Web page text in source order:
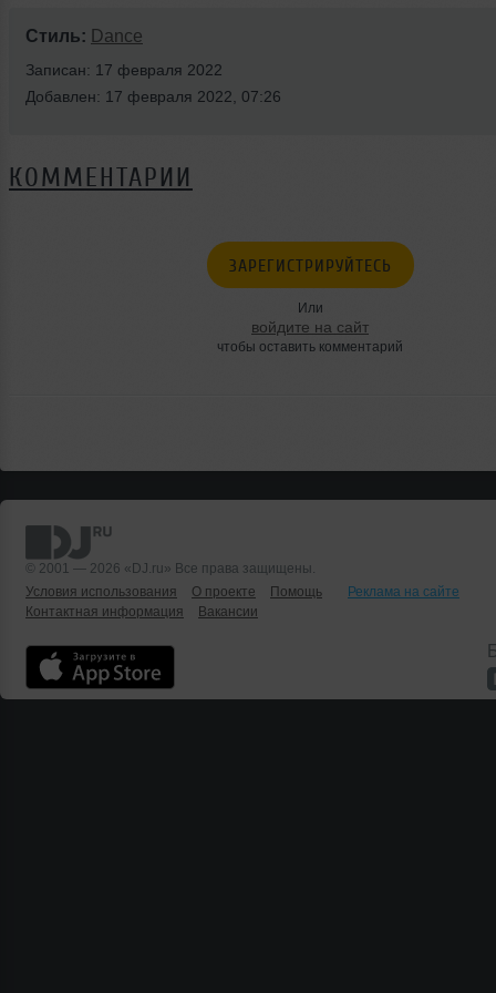
Стиль: Dance
Записан: 17 февраля 2022
Добавлен: 17 февраля 2022, 07:26
КОММЕНТАРИИ
ЗАРЕГИСТРИРУЙТЕСЬ
Или
войдите на сайт
чтобы оставить комментарий
© 2001 — 2026 «DJ.ru» Все права защищены.
Условия использования
О проекте Помощь
Реклама на сайте
Контактная информация
Вакансии